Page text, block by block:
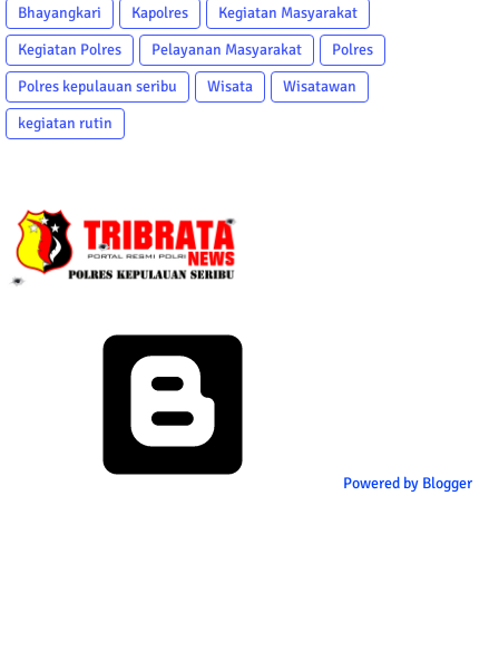
Bhayangkari Kapolres
Kegiatan Masyarakat
Kegiatan Polres
Pelayanan Masyarakat
Polres
Polres kepulauan seribu
Wisata
Wisatawan
kegiatan rutin
Powered by Blogger